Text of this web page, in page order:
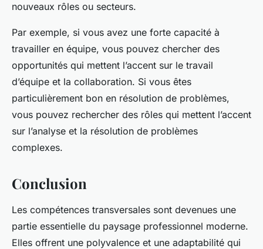
nouveaux rôles ou secteurs.
Par exemple, si vous avez une forte capacité à
travailler en équipe, vous pouvez chercher des
opportunités qui mettent l’accent sur le travail
d’équipe et la collaboration. Si vous êtes
particulièrement bon en résolution de problèmes,
vous pouvez rechercher des rôles qui mettent l’accent
sur l’analyse et la résolution de problèmes
complexes.
Conclusion
Les compétences transversales sont devenues une
partie essentielle du paysage professionnel moderne.
Elles offrent une polyvalence et une adaptabilité qui